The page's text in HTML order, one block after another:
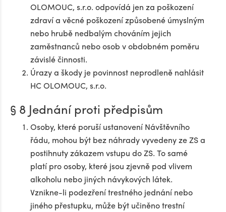
OLOMOUC, s.r.o. odpovídá jen za poškození
zdraví a věcné poškození způsobené úmyslným
nebo hrubě nedbalým chováním jejich
zaměstnanců nebo osob v obdobném poměru
závislé činnosti.
Úrazy a škody je povinnost neprodleně nahlásit
HC OLOMOUC, s.r.o.
§ 8 Jednání proti předpisům
Osoby, které poruší ustanovení Návštěvního
řádu, mohou být bez náhrady vyvedeny ze ZS a
postihnuty zákazem vstupu do ZS. To samé
platí pro osoby, které jsou zjevně pod vlivem
alkoholu nebo jiných návykových látek.
Vznikne-li podezření trestného jednání nebo
jiného přestupku, může být učiněno trestní